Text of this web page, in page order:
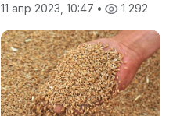
11 апр 2023, 10:47 • 1 292